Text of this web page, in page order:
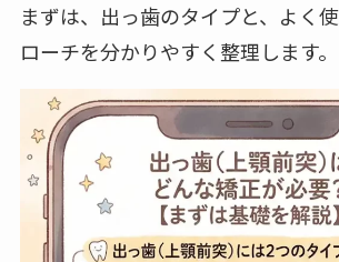
まずは、出っ歯のタイプと、よく
ローチを分かりやすく整理します。